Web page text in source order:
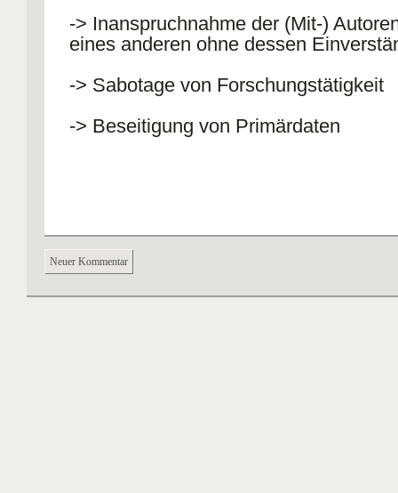
-> Inanspruchnahme der (Mit-)
eines anderen ohne dessen
-> Sabotage von Forschungstätigkeit
-> Beseitigung von Primärdaten
Neuer Kommentar